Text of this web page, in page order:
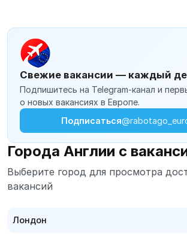
Свежие вакансии — каждый
Подпишитесь на Telegram-канал и
о новых вакансиях в Европе.
Подписаться
Города Англии с
Выберите город для просмотра
вакансий
Лондон